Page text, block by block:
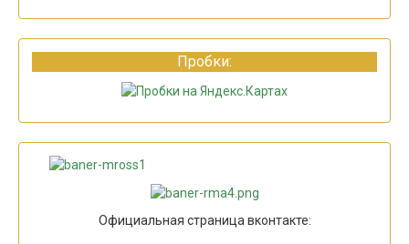
Пробки:
Официальная страница вконтакте: